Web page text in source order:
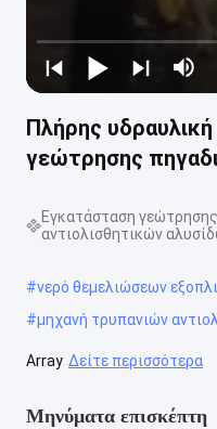
Πλήρης
γεώτρησης
Εγκατάσταση
αντιολισθητικών
#νερό θεμελιώσεων
#μηχανή τρυπανιών
Array Δείτε περισσότερα
Μηνύματα επισκέπτη